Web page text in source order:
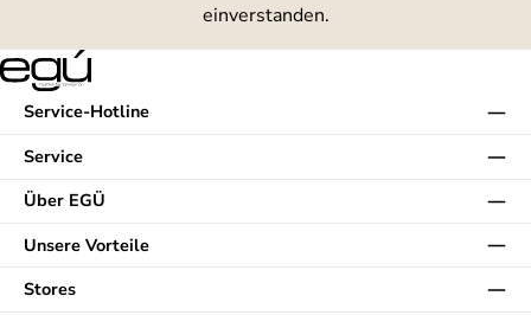
einverstanden.
Service-Hotline
Service
Über EGÜ
Unsere Vorteile
Stores